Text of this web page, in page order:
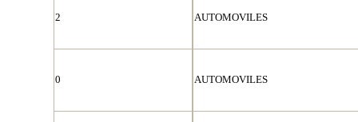
2 AUTOMOVILES
0 AUTOMOVILES